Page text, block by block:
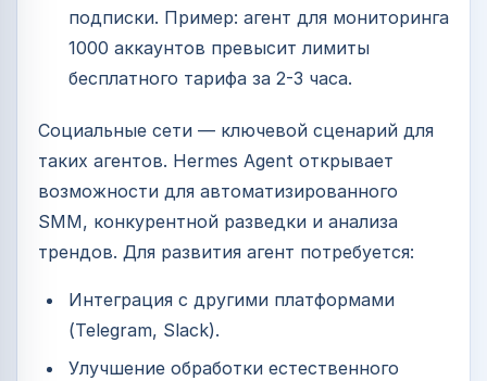
подписки. Пример: агент для мониторинга
1000 аккаунтов превысит лимиты
бесплатного тарифа за 2-3 часа.
Социальные сети — ключевой сценарий для
таких агентов. Hermes Agent открывает
возможности для автоматизированного
SMM, конкурентной разведки и анализа
трендов. Для развития агент потребуется:
Интеграция с другими платформами
(Telegram, Slack).
Улучшение обработки естественного